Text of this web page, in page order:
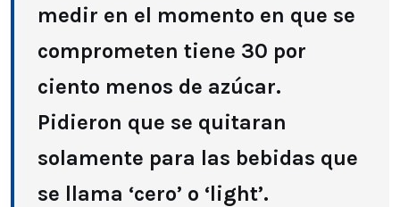
medir en el momento en que se
comprometen tiene 30 por
ciento menos de azúcar.
Pidieron que se quitaran
solamente para las bebidas que
se llama ‘cero’ o ‘light’.